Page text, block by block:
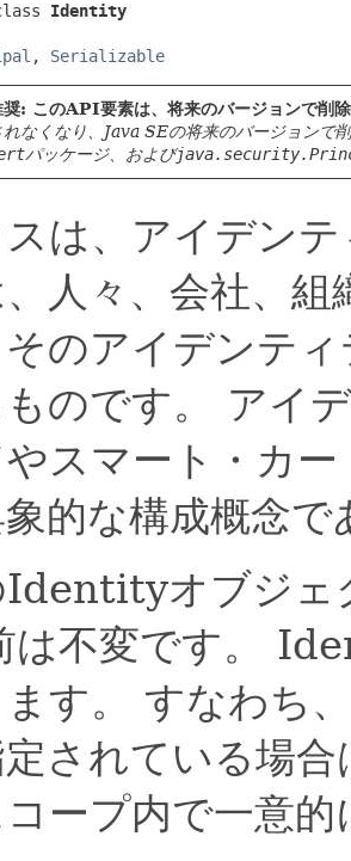
Identity
, Serializable
: このAPI要素は、将来のバージョンで削
なくなり、Java SEの将来のバージョンで
パッケージ、および
は、アイデン
人々、会社、
のアイデンテ
のです。
アイ
スマート・カ
的な構成概念
オブジェ
は不変です。
す。
すなわち
定されている場
ープ内で一意